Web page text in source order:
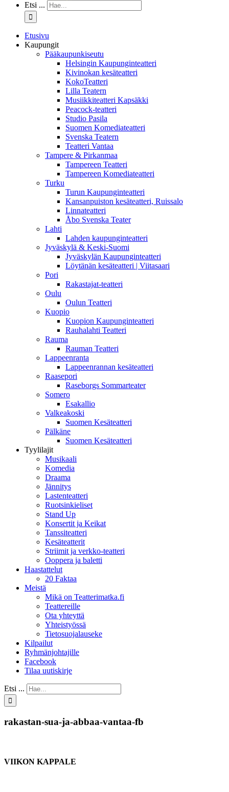
Etsi ...
Etusivu
Kaupungit
Pääkaupunkiseutu
Helsingin Kaupunginteatteri
Kivinokan kesäteatteri
KokoTeatteri
Lilla Teatern
Musiikkiteatteri Kapsäkki
Peacock-teatteri
Studio Pasila
Suomen Komediateatteri
Svenska Teatern
Teatteri Vantaa
Tampere & Pirkanmaa
Tampereen Teatteri
Tampereen Komediateatteri
Turku
Turun Kaupunginteatteri
Kansanpuiston kesäteatteri, Ruissalo
Linnateatteri
Åbo Svenska Teater
Lahti
Lahden kaupunginteatteri
Jyväskylä & Keski-Suomi
Jyväskylän Kaupunginteatteri
Löytänän kesäteatteri | Viitasaari
Pori
Rakastajat-teatteri
Oulu
Oulun Teatteri
Kuopio
Kuopion Kaupunginteatteri
Rauhalahti Teatteri
Rauma
Rauman Teatteri
Lappeenranta
Lappeenrannan kesäteatteri
Raasepori
Raseborgs Sommarteater
Somero
Esakallio
Valkeakoski
Suomen Kesäteatteri
Pälkäne
Suomen Kesäteatteri
Tyylilajit
Musikaali
Komedia
Draama
Jännitys
Lastenteatteri
Ruotsinkieliset
Stand Up
Konsertit ja Keikat
Tanssiteatteri
Kesäteatterit
Striimit ja verkko-teatteri
Ooppera ja baletti
Haastattelut
20 Faktaa
Meistä
Mikä on Teatterimatka.fi
Teattereille
Ota yhteyttä
Yhteistyössä
Tietosuojalauseke
Kilpailut
Ryhmänjohtajille
Facebook
Tilaa uutiskirje
Etsi ...
rakastan-sua-ja-abbaa-vantaa-fb
VIIKON KAPPALE